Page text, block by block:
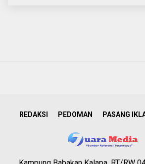
REDAKSI PEDOMAN PASANG